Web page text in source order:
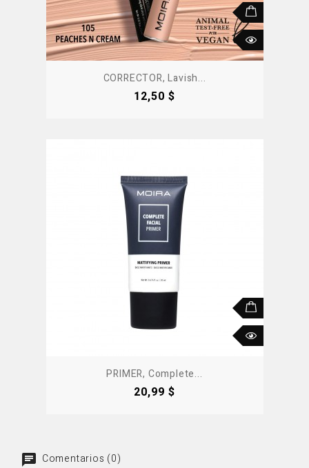
CORRECTOR, Lavish...
Precio
12,50 $
PRIMER, Complete...
Precio
20,99 $
Comentarios (0)